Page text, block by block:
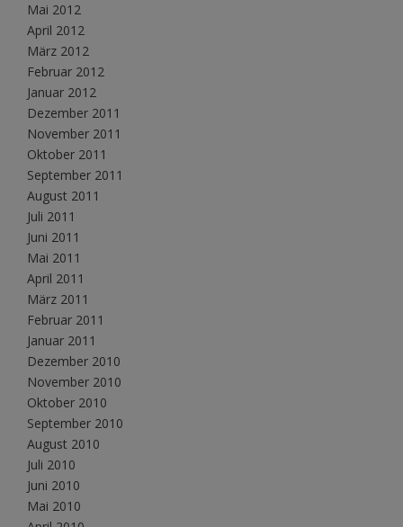
Mai 2012
April 2012
März 2012
Februar 2012
Januar 2012
Dezember 2011
November 2011
Oktober 2011
September 2011
August 2011
Juli 2011
Juni 2011
Mai 2011
April 2011
März 2011
Februar 2011
Januar 2011
Dezember 2010
November 2010
Oktober 2010
September 2010
August 2010
Juli 2010
Juni 2010
Mai 2010